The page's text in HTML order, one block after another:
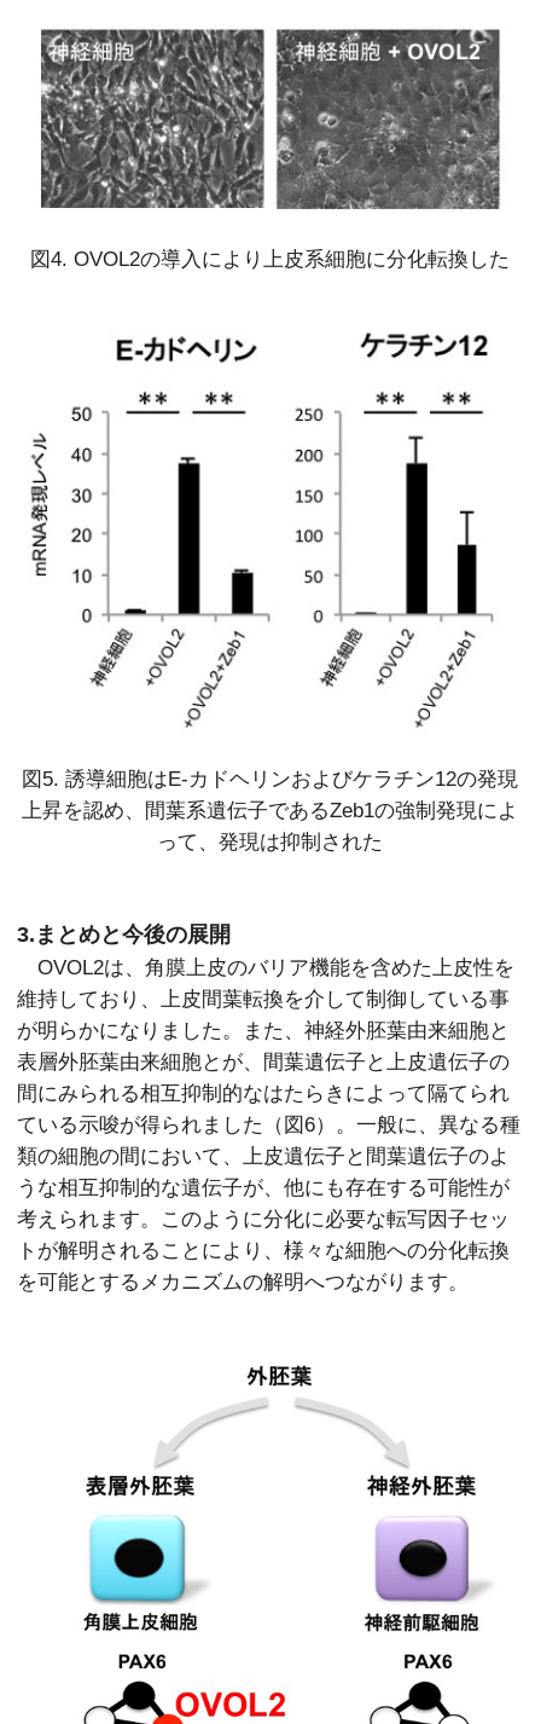
図4. OVOL2の導入により上皮系細胞に分化転換した
図5. 誘導細胞はE-カドヘリンおよびケラチン12の発現
上昇を認め、 間葉系遺伝子であるZeb1の強制発現によ
って、発現は抑制された
3.まとめと今後の展開
OVOL2は、角膜上皮のバリア機能を含めた上皮性を
維持しており、上皮間葉転換を介して制御している事
が明らかになりました。また、神経外胚葉由来細胞と
表層外胚葉由来細胞とが、間葉遺伝子と上皮遺伝子の
間にみられる相互抑制的なはたらきによって隔てられ
ている示唆が得られました（図6）。一般に、異なる種
類の細胞の間において、上皮遺伝子と間葉遺伝子のよ
うな相互抑制的な遺伝子が、他にも存在する可能性が
考えられます。このように分化に必要な転写因子セッ
トが解明されることにより、様々な細胞への分化転換
を可能とするメカニズムの解明へつながります。